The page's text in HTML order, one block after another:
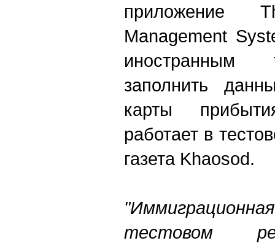
приложение
Management
иностранным
заполнить
карты
работает в
газета Khaosod.
тестовом